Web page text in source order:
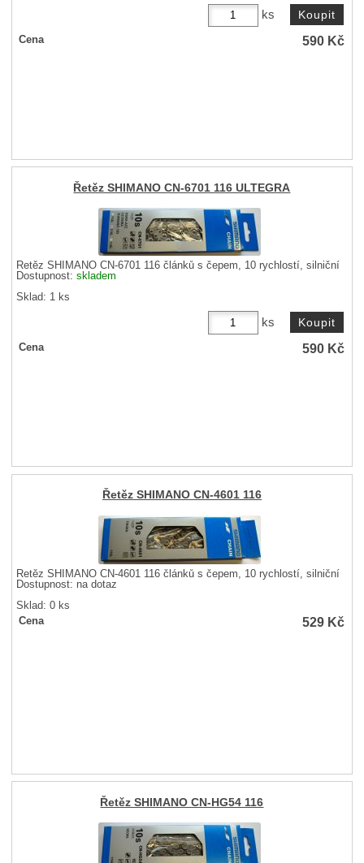
ks
Cena 590 Kč
Řetěz SHIMANO CN-6701 116 ULTEGRA
Řetěz SHIMANO CN-6701 116 článků s čepem, 10 rychlostí, silniční
Dostupnost:skladem
Sklad: 1 ks
ks
Cena 590 Kč
Řetěz SHIMANO CN-4601 116
Řetěz SHIMANO CN-4601 116 článků s čepem, 10 rychlostí, silniční
Dostupnost: na dotaz
Sklad: 0 ks
Cena
529 Kč
Řetěz SHIMANO CN-HG54 116